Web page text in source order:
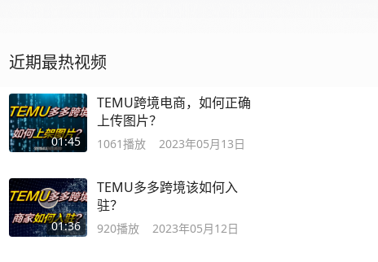
近期最热视频
01:45
TEMU跨境电商，如何正确
上传图片？
1061播放 2023年05月13日
01:36
TEMU多多跨境该如何入
驻？
920播放 2023年05月12日